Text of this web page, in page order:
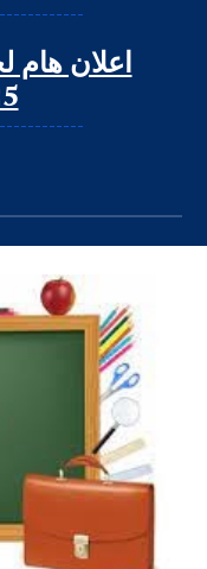
اعلان هام